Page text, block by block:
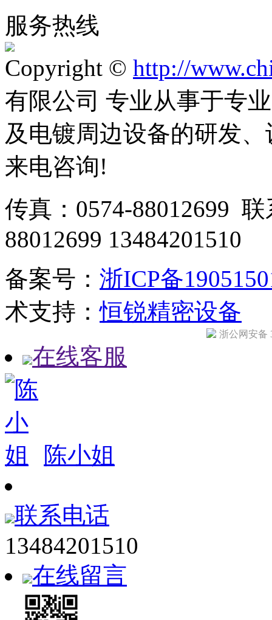
服务热线
Copyright © http://
有限公司 专业从事于专
及电镀周边设备的研发
来电咨询!
传真：0574-88012699
88012699 13484201510
备案号： 浙ICP备
术支持：恒锐精密设备
浙公网安备
在线客服
陈小姐
联系电话
13484201510
在线留言